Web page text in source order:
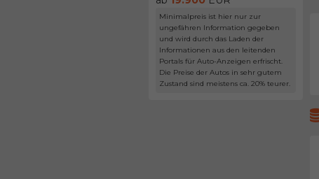
Minimalpreis ist hier nur zur
ungefähren Information gegeben
und wird durch das Laden der
Informationen aus den leitenden
Portals für Auto-Anzeigen erfrischt.
Die Preise der Autos in sehr gutem
Zustand sind meistens ca. 20% teurer.